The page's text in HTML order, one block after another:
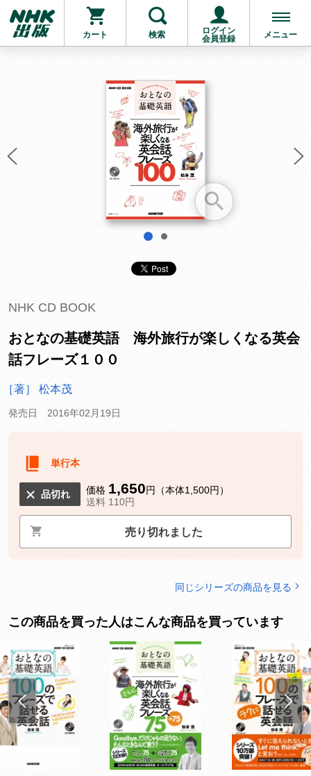
カート 検索
ログイン
会員登録
メニュー
お支払いに進む
他にも商品を買う
1
NHK CD BOOK
おとなの基礎英語 海外旅行が楽しくなる英会
話フレーズ１００
［著］ 松本茂
発売日 2016年02月19日
単行本
品切れ 価格 1,650円（本体1,500円）
送料 110円
売り切れました
同じシリーズの商品を見る
この商品を買った人はこんな商品を買っています